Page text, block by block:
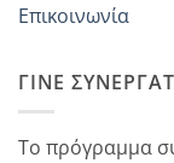
Επικοινωνία
ΓΊΝΕ
Το πρόγραμμα